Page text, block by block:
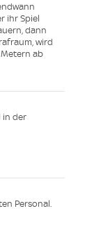
ihr Spiel
dann
wird
Metern ab
in der
Personal.